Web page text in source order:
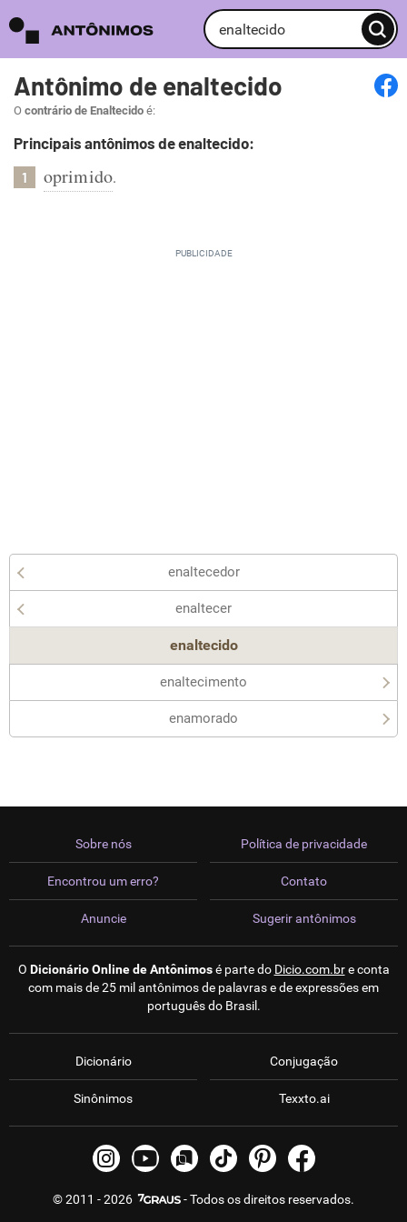
Antônimo de enaltecido
O contrário de Enaltecido é:
Principais antônimos de enaltecido:
1 oprimido.
enaltecedor
enaltecer
enaltecido
enaltecimento
enamorado
Sobre nós
Encontrou um erro?
Anuncie
Política de privacidade
Contato
Sugerir antônimos
O Dicionário Online de Antônimosé parte do Dicio.com.bre conta
com mais de 25 mil antônimos de palavras e de expressões em
português do Brasil.
Dicionário
Sinônimos
Conjugação
Texxto.ai
© 2011 - 2026 - Todos os direitos reservados.